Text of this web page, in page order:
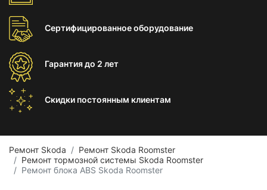
Сертифицированноеоборудование
Гарантиядо 2 лет
Скидки постоянным клиентам
Ремонт Skoda
Ремонт Skoda Roomster
Ремонт тормозной системы Skoda Roomster
Ремонт блока ABS Skoda Roomster